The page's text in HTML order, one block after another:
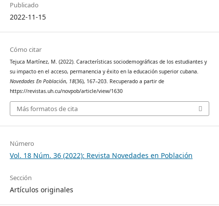
Publicado
2022-11-15
Cómo citar
Tejuca Martínez, M. (2022). Características sociodemográficas de los estudiantes y
su impacto en el acceso, permanencia y éxito en la educación superior cubana.
Novedades En Población, 18(36), 167–203. Recuperado a partir de
https://revistas.uh.cu/novpob/article/view/1630
Más formatos de cita
Número
Vol. 18 Núm. 36 (2022): Revista Novedades en Población
Sección
Artículos originales